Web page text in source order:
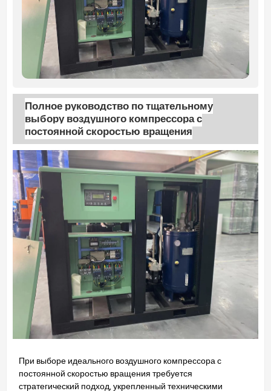
Полное руководство по тщательному
выбору воздушного компрессора с
постоянной скоростью вращения
При выборе идеального воздушного компрессора с
постоянной скоростью вращения требуется
стратегический подход, укрепленный техническими